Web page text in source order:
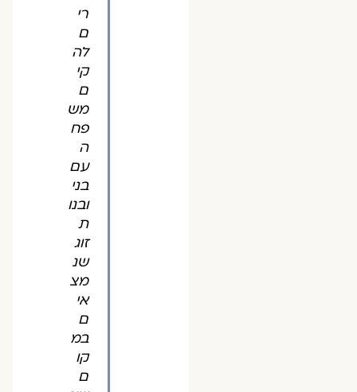
רי
ם
לה
קי
ם
מש
פח
ה
עם
בני
ובנו
ת
זוג
שנ
מצ
אי
ם
במ
קו
ם